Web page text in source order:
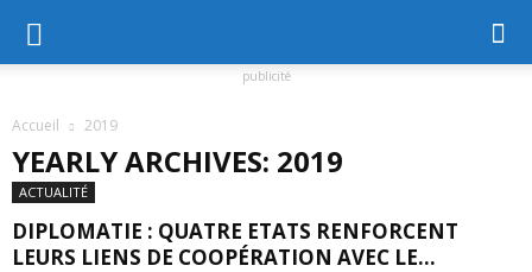
publicité
Accueil 2019
YEARLY ARCHIVES: 2019
ACTUALITÉ
DIPLOMATIE : QUATRE ETATS RENFORCENT
LEURS LIENS DE COOPÉRATION AVEC LE...